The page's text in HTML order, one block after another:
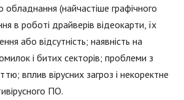
обладнання (найчастіше графічного
в роботі драйверів відеокарти, їх
або відсутність; наявність на
і битих секторів; проблеми з
вплив вірусних загроз і некоректне
ПО.